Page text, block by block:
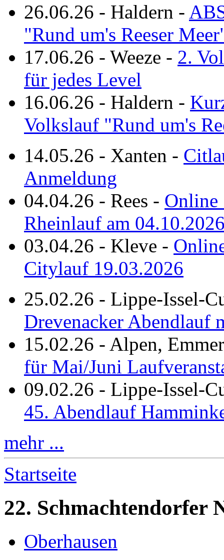
26.06.26 - Haldern -
"Rund um's Reeser
17.06.26 - Weeze - 2.
für jedes Level
16.06.26 - Haldern -
Volkslauf "Rund um's
14.05.26 - Xanten -
Anmeldung
04.04.26 - Rees - Online
Rheinlauf am
03.04.26 - Kleve -
Citylauf 19.03.2026
25.02.26 - Lippe-Issel-
Drevenacker Abendlauf
15.02.26 - Alpen,
für Mai/Juni
09.02.26 - Lippe-Issel-
45. Abendlauf
mehr ...
Startseite
22. Schmachtendorfer
Oberhausen